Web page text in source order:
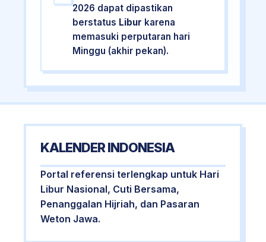
2026 dapat dipastikan
berstatus Libur karena
memasuki perputaran hari
Minggu (akhir pekan).
KALENDER INDONESIA
Portal referensi terlengkap untuk Hari
Libur Nasional, Cuti Bersama,
Penanggalan Hijriah, dan Pasaran
Weton Jawa.